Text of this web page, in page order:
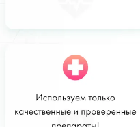
Стоимость
от 2500 руб